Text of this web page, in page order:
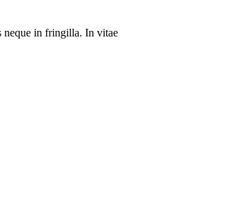
neque in fringilla. In vitae